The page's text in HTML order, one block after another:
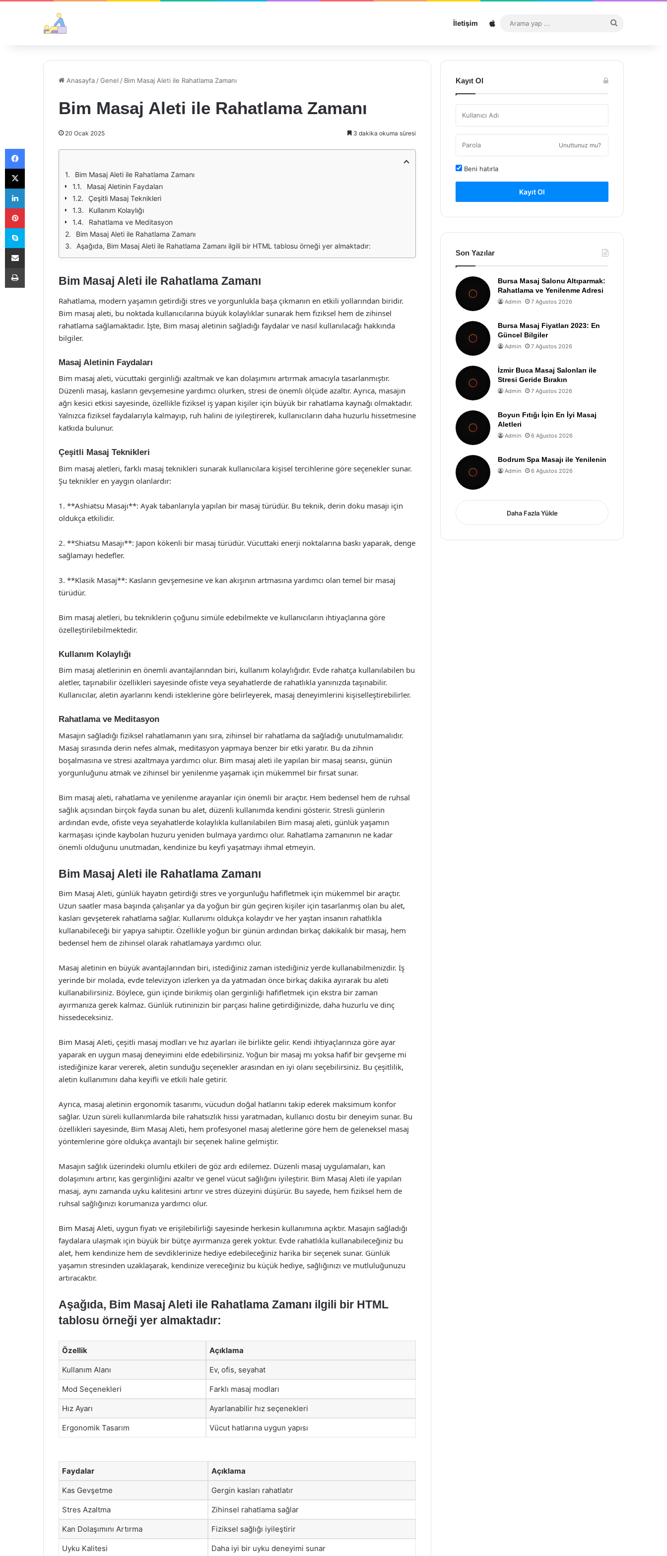
İletişim Sitemap
...
Anasayfa /Genel / Bim Masaj Aleti ile Rahatlama Zamanı
Bim Masaj Aleti ile Rahatlama Zamanı
20 Ocak 2025 3 dakika okuma süresi
Bim Masaj Aleti ile Rahatlama Zamanı
Masaj Aletinin Faydaları
Çeşitli Masaj Teknikleri
Kullanım Kolaylığı
Rahatlama ve Meditasyon
Bim Masaj Aleti ile Rahatlama Zamanı
Aşağıda, Bim Masaj Aleti ile Rahatlama Zamanı ilgili bir HTML tablosu örneği yer almaktadır:
Bim Masaj Aleti ile Rahatlama Zamanı
Rahatlama, modern yaşamın getirdiği stres ve yorgunlukla başa çıkmanın en etkili yollarından biridir.
Bim masaj aleti, bu noktada kullanıcılarına büyük kolaylıklar sunarak hem fiziksel hem de zihinsel
rahatlama sağlamaktadır. İşte, Bim masaj aletinin sağladığı faydalar ve nasıl kullanılacağı hakkında
bilgiler.
Masaj Aletinin Faydaları
Bim masaj aleti, vücuttaki gerginliği azaltmak ve kan dolaşımını artırmak amacıyla tasarlanmıştır.
Düzenli masaj, kasların gevşemesine yardımcı olurken, stresi de önemli ölçüde azaltır. Ayrıca, masajın
ağrı kesici etkisi sayesinde, özellikle fiziksel iş yapan kişiler için büyük bir rahatlama kaynağı olmaktadır.
Yalnızca fiziksel faydalarıyla kalmayıp, ruh halini de iyileştirerek, kullanıcıların daha huzurlu hissetmesine
katkıda bulunur.
Çeşitli Masaj Teknikleri
Bim masaj aletleri, farklı masaj teknikleri sunarak kullanıcılara kişisel tercihlerine göre seçenekler sunar.
Şu teknikler en yaygın olanlardır:
1. **Ashiatsu Masajı**: Ayak tabanlarıyla yapılan bir masaj türüdür. Bu teknik, derin doku masajı için
oldukça etkilidir.
2. **Shiatsu Masajı**: Japon kökenli bir masaj türüdür. Vücuttaki enerji noktalarına baskı yaparak, denge
sağlamayı hedefler.
3. **Klasik Masaj**: Kasların gevşemesine ve kan akışının artmasına yardımcı olan temel bir masaj
türüdür.
Bim masaj aletleri, bu tekniklerin çoğunu simüle edebilmekte ve kullanıcıların ihtiyaçlarına göre
özelleştirilebilmektedir.
Kullanım Kolaylığı
Bim masaj aletlerinin en önemli avantajlarından biri, kullanım kolaylığıdır. Evde rahatça kullanılabilen bu
aletler, taşınabilir özellikleri sayesinde ofiste veya seyahatlerde de rahatlıkla yanınızda taşınabilir.
Kullanıcılar, aletin ayarlarını kendi isteklerine göre belirleyerek, masaj deneyimlerini kişiselleştirebilirler.
Rahatlama ve Meditasyon
Masajın sağladığı fiziksel rahatlamanın yanı sıra, zihinsel bir rahatlama da sağladığı unutulmamalıdır.
Masaj sırasında derin nefes almak, meditasyon yapmaya benzer bir etki yaratır. Bu da zihnin
boşalmasına ve stresi azaltmaya yardımcı olur. Bim masaj aleti ile yapılan bir masaj seansı, günün
yorgunluğunu atmak ve zihinsel bir yenilenme yaşamak için mükemmel bir fırsat sunar.
Bim masaj aleti, rahatlama ve yenilenme arayanlar için önemli bir araçtır. Hem bedensel hem de ruhsal
sağlık açısından birçok fayda sunan bu alet, düzenli kullanımda kendini gösterir. Stresli günlerin
ardından evde, ofiste veya seyahatlerde kolaylıkla kullanılabilen Bim masaj aleti, günlük yaşamın
karmaşası içinde kaybolan huzuru yeniden bulmaya yardımcı olur. Rahatlama zamanının ne kadar
önemli olduğunu unutmadan, kendinize bu keyfi yaşatmayı ihmal etmeyin.
Bim Masaj Aleti ile Rahatlama Zamanı
Bim Masaj Aleti, günlük hayatın getirdiği stres ve yorgunluğu hafifletmek için mükemmel bir araçtır.
Uzun saatler masa başında çalışanlar ya da yoğun bir gün geçiren kişiler için tasarlanmış olan bu alet,
kasları gevşeterek rahatlama sağlar. Kullanımı oldukça kolaydır ve her yaştan insanın rahatlıkla
kullanabileceği bir yapıya sahiptir. Özellikle yoğun bir günün ardından birkaç dakikalık bir masaj, hem
bedensel hem de zihinsel olarak rahatlamaya yardımcı olur.
Masaj aletinin en büyük avantajlarından biri, istediğiniz zaman istediğiniz yerde kullanabilmenizdir. İş
yerinde bir molada, evde televizyon izlerken ya da yatmadan önce birkaç dakika ayırarak bu aleti
kullanabilirsiniz. Böylece, gün içinde birikmiş olan gerginliği hafifletmek için ekstra bir zaman
ayırmanıza gerek kalmaz. Günlük rutininizin bir parçası haline getirdiğinizde, daha huzurlu ve dinç
hissedeceksiniz.
Bim Masaj Aleti, çeşitli masaj modları ve hız ayarları ile birlikte gelir. Kendi ihtiyaçlarınıza göre ayar
yaparak en uygun masaj deneyimini elde edebilirsiniz. Yoğun bir masaj mı yoksa hafif bir gevşeme mi
istediğinize karar vererek, aletin sunduğu seçenekler arasından en iyi olanı seçebilirsiniz. Bu çeşitlilik,
aletin kullanımını daha keyifli ve etkili hale getirir.
Ayrıca, masaj aletinin ergonomik tasarımı, vücudun doğal hatlarını takip ederek maksimum konfor
sağlar. Uzun süreli kullanımlarda bile rahatsızlık hissi yaratmadan, kullanıcı dostu bir deneyim sunar. Bu
özellikleri sayesinde, Bim Masaj Aleti, hem profesyonel masaj aletlerine göre hem de geleneksel masaj
yöntemlerine göre oldukça avantajlı bir seçenek haline gelmiştir.
Masajın sağlık üzerindeki olumlu etkileri de göz ardı edilemez. Düzenli masaj uygulamaları, kan
dolaşımını artırır, kas gerginliğini azaltır ve genel vücut sağlığını iyileştirir. Bim Masaj Aleti ile yapılan
masaj, aynı zamanda uyku kalitesini artırır ve stres düzeyini düşürür. Bu sayede, hem fiziksel hem de
ruhsal sağlığınızı korumanıza yardımcı olur.
Bim Masaj Aleti, uygun fiyatı ve erişilebilirliği sayesinde herkesin kullanımına açıktır. Masajın sağladığı
faydalara ulaşmak için büyük bir bütçe ayırmanıza gerek yoktur. Evde rahatlıkla kullanabileceğiniz bu
alet, hem kendinize hem de sevdiklerinize hediye edebileceğiniz harika bir seçenek sunar. Günlük
yaşamın stresinden uzaklaşarak, kendinize vereceğiniz bu küçük hediye, sağlığınızı ve mutluluğunuzu
artıracaktır.
Aşağıda, Bim Masaj Aleti ile Rahatlama Zamanı ilgili bir HTML
tablosu örneği yer almaktadır:
Özellik Açıklama
Kullanım Alanı Ev, ofis, seyahat
Mod Seçenekleri Farklı masaj modları
Hız Ayarı Ayarlanabilir hız seçenekleri
Ergonomik Tasarım Vücut hatlarına uygun yapısı
Faydalar Açıklama
Kas Gevşetme Gergin kasları rahatlatır
Stres Azaltma Zihinsel rahatlama sağlar
Kan Dolaşımını Artırma Fiziksel sağlığı iyileştirir
Uyku Kalitesi Daha iyi bir uyku deneyimi sunar
Kayıt Ol
Unuttunuz mu?
Beni hatırla
Kayıt Ol
Son Yazılar
Bursa Masaj Salonu Altıparmak:
Rahatlama ve Yenilenme Adresi
Admin 7 Ağustos 2026
Bursa Masaj Fiyatları 2023: En
Güncel Bilgiler
Admin 7 Ağustos 2026
İzmir Buca Masaj Salonları ile
Stresi Geride Bırakın
Admin 7 Ağustos 2026
Boyun Fıtığı İçin En İyi Masaj
Aletleri
Admin 6 Ağustos 2026
Bodrum Spa Masajı ile Yenilenin
Admin 6 Ağustos 2026
Daha Fazla Yükle
Facebook
X
LinkedIn
Pinterest
Skype
E-Posta ile paylaş